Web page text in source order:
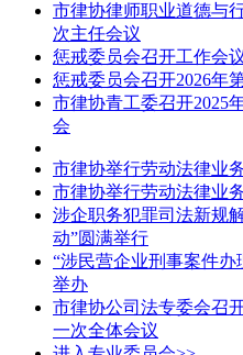
市律协律师职业道德与
次主任会议
惩戒委员会召开工作会
惩戒委员会召开2026年
市律协青工委召开2025
会
市律协举行劳动法律业
市律协举行劳动法律业
涉企职务犯罪司法新规
动”圆满举行
“涉民营企业刑事案件
举办
市律协公司法专委会召
一次全体会议